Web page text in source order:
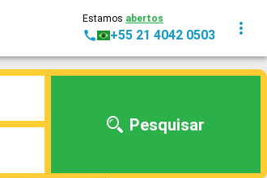
Estamos abertos
+55 21 4042 0503
Pesquisar